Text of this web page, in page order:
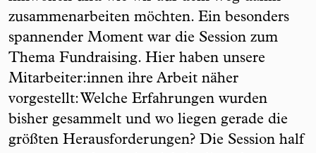
zusammenarbeiten möchten. Ein besonders
spannender Moment war die Session zum
Thema Fundraising. Hier haben unsere
Mitarbeiter:innen ihre Arbeit näher
vorgestellt: Welche Erfahrungen wurden
bisher gesammelt und wo liegen gerade die
größten Herausforderungen? Die Session half